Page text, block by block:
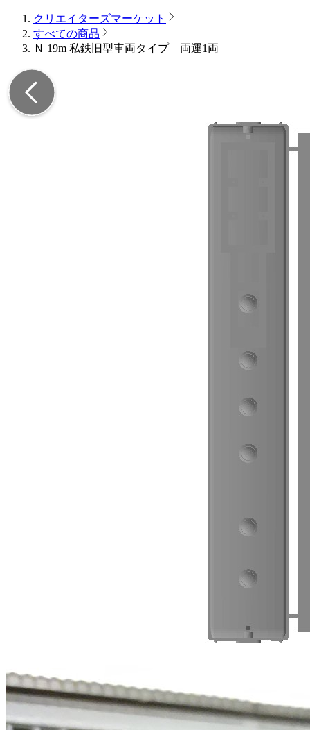
クリエイターズマーケット
すべての商品
Ｎ 19m 私鉄旧型車両タイプ 両運1両